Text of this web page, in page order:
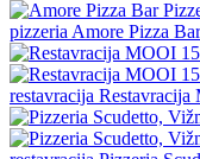
pizzeria Amore Pizza Bar
restavracija Restavracija